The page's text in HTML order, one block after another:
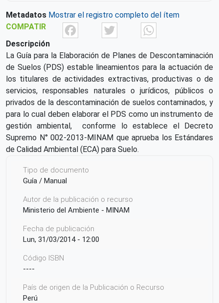
Metadatos Mostrar el registro completo del ítem
COMPATIR
FacebookTwitter
Descripción
La Guía para la Elaboración de Planes de Descontaminación
de Suelos (PDS) estable lineamientos para la actuación de
los titulares de actividades extractivas, productivas o de
servicios, responsables naturales o jurídicos, públicos o
privados de la descontaminación de suelos contaminados, y
para lo cual deben elaborar el PDS como un instrumento de
gestión ambiental, conforme lo establece el Decreto
Supremo N° 002-2013-MINAM que aprueba los Estándares
de Calidad Ambiental (ECA) para Suelo.
Tipo de documento
Guía / Manual
Autor de la publicación o recurso
Ministerio del Ambiente - MINAM
Fecha de publicación
Lun, 31/03/2014 - 12:00
Código ISBN
----
País de origen de la Publicación o Recurso
Perú